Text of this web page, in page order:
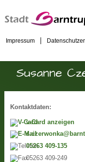
Impressum
Susanne
Kontaktdaten:
v-Card anzeigen
05263 409-135
05263 409-249